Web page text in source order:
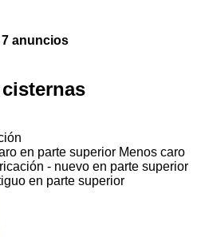
7 anuncios
en parte superior Menos caro
- nuevo en parte superior
en parte superior